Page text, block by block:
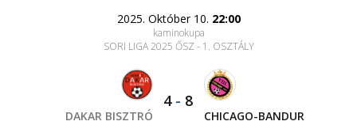
2025. Október 10. 22:00
kaminokupa
SORI LIGA 2025 ŐSZ - 1. OSZTÁLY
DAKAR BISZTRÓ
4- 8
CHICAGO-BANDUR